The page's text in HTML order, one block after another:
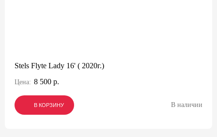
Stels Flyte Lady 16' ( 2020г.)
Цена: 8 500 р.
В КОРЗИНУ
В КОРЗИНУ
В КОРЗИНУ В наличии